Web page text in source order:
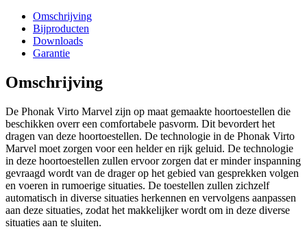
Omschrijving
Bijproducten
Downloads
Garantie
Omschrijving
De Phonak Virto Marvel zijn op maat gemaakte hoortoestellen die
beschikken overr een comfortabele pasvorm. Dit bevordert het
dragen van deze hoortoestellen. De technologie in de Phonak Virto
Marvel moet zorgen voor een helder en rijk geluid. De technologie
in deze hoortoestellen zullen ervoor zorgen dat er minder inspanning
gevraagd wordt van de drager op het gebied van gesprekken volgen
en voeren in rumoerige situaties. De toestellen zullen zichzelf
automatisch in diverse situaties herkennen en vervolgens aanpassen
aan deze situaties, zodat het makkelijker wordt om in deze diverse
situaties aan te sluiten.